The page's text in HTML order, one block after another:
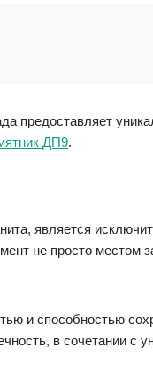
предоставляет
ДП9.
является
не просто местом
и способностью
в сочетании с